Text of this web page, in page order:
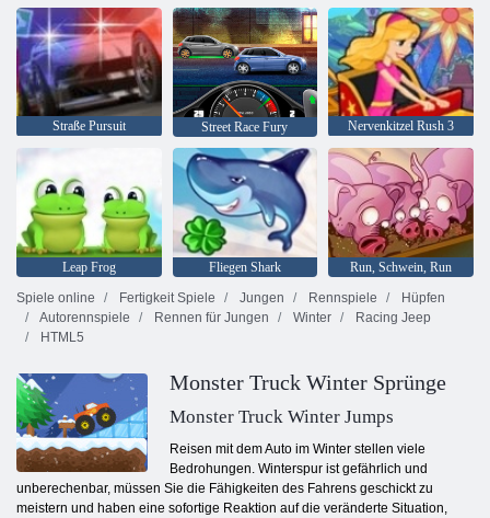
Straße Pursuit Street Race Fury Nervenkitzel Rush 3
Leap Frog Fliegen Shark
Run, Schwein, Run
Spiele online
Fertigkeit Spiele Jungen Rennspiele
Hüpfen
Autorennspiele
Rennen für Jungen Winter
Racing Jeep
HTML5
Monster Truck Winter Sprünge
Monster Truck Winter Jumps
Reisen mit dem Auto im Winter stellen viele
Bedrohungen. Winterspur ist gefährlich und
unberechenbar, müssen Sie die Fähigkeiten des Fahrens geschickt zu
meistern und haben eine sofortige Reaktion auf die veränderte Situation,